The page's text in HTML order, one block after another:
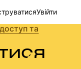
Увійти
та